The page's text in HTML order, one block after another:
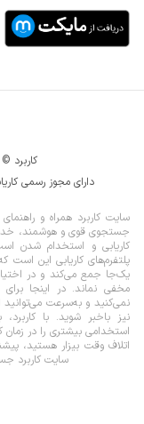
کاربرد © ۱۴۰۳، تمامی حقوق محفوظ
دارای مجوز رسمی
سایت کاربرد همراه و
جستجوی قوی و هوشمند،
کاریابی و استخدام شدن
پلتفرم‌های کاریابی این است
یک‌‌جا جمع می‌کند و در
مخفی نماند.در اینجا
نمی‌کنید و به‌سرعت
نیز باخبر شوید. با
استخدامی بیشتری را در
اتلاف وقت بیزار هستید،
سایت کاربرد